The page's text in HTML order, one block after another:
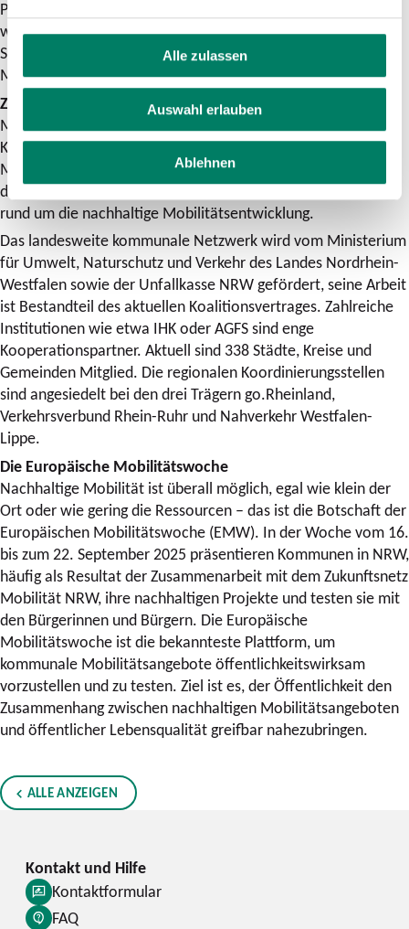
Alle zulassen
Auswahl erlauben
Ablehnen
Projektabschluss und eine Dokumentation mit den
wichtigsten Erkenntnissen und Erfahrungen aus den drei
Städten sorgen dafür, dass alle Mitglieder des Zukunftsnetz
Mobilität NRW von dem Projekt profitieren können.
Zum Zukunftsnetz Mobilität NRW
Mit Vernetzungsterminen, Kreativworkshops, Leitfäden und
Kommunikationsmaterialien unterstützt das Zukunftsnetz
Mobilität NRW seine Mitgliedskommunen nicht nur während
der EMW, sondern auch in allen anderen Themenbereichen
rund um die nachhaltige Mobilitätsentwicklung.
Das landesweite kommunale Netzwerk wird vom Ministerium
für Umwelt, Naturschutz und Verkehr des Landes Nordrhein-
Westfalen sowie der Unfallkasse NRW gefördert, seine Arbeit
ist Bestandteil des aktuellen Koalitionsvertrages. Zahlreiche
Institutionen wie etwa IHK oder AGFS sind enge
Kooperationspartner. Aktuell sind 338 Städte, Kreise und
Gemeinden Mitglied. Die regionalen Koordinierungsstellen
sind angesiedelt bei den drei Trägern go.Rheinland,
Verkehrsverbund Rhein-Ruhr und Nahverkehr Westfalen-
Lippe.
Die Europäische Mobilitätswoche
Nachhaltige Mobilität ist überall möglich, egal wie klein der
Ort oder wie gering die Ressourcen – das ist die Botschaft der
Europäischen Mobilitätswoche (EMW). In der Woche vom 16.
bis zum 22. September 2025 präsentieren Kommunen in NRW,
häufig als Resultat der Zusammenarbeit mit dem Zukunftsnetz
Mobilität NRW, ihre nachhaltigen Projekte und testen sie mit
den Bürgerinnen und Bürgern. Die Europäische
Mobilitätswoche ist die bekannteste Plattform, um
kommunale Mobilitätsangebote öffentlichkeitswirksam
vorzustellen und zu testen. Ziel ist es, der Öffentlichkeit den
Zusammenhang zwischen nachhaltigen Mobilitätsangeboten
und öffentlicher Lebensqualität greifbar nahezubringen.
ALLE ANZEIGEN
Kontaktformular
FAQ